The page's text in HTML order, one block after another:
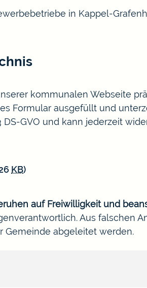
in Kappel-
kommunalen Webseite
Formular ausgefüllt und
GVO und kann jederzeit
KB)
auf Freiwilligkeit und
Aus falschen
Gemeinde abgeleitet werden.